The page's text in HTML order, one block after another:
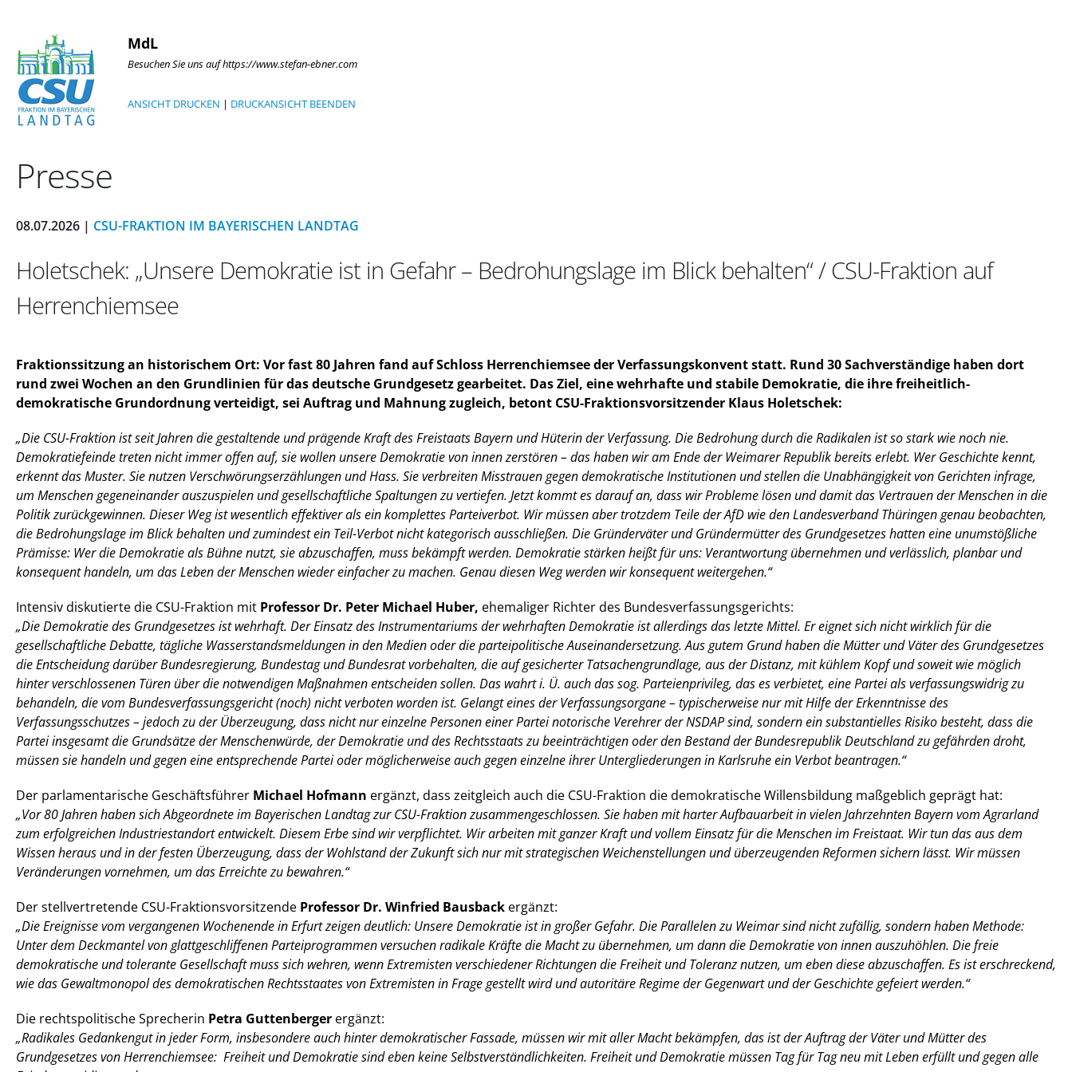
MdL
Besuchen Sie uns auf https://www.stefan-ebner.com
ANSICHT DRUCKEN | DRUCKANSICHT BEENDEN
Presse
08.07.2026 | CSU-FRAKTION IM BAYERISCHEN LANDTAG
Holetschek: „Unsere Demokratie ist in Gefahr – Bedrohungslage im Blick behalten“ / CSU-Fraktion auf
Herrenchiemsee
Fraktionssitzung an historischem Ort: Vor fast 80 Jahren fand auf Schloss Herrenchiemsee der Verfassungskonvent statt. Rund 30 Sachverständige haben dort
rund zwei Wochen an den Grundlinien für das deutsche Grundgesetz gearbeitet. Das Ziel, eine wehrhafte und stabile Demokratie, die ihre freiheitlich-
demokratische Grundordnung verteidigt, sei Auftrag und Mahnung zugleich, betont CSU-Fraktionsvorsitzender Klaus Holetschek:
Die CSU-Fraktion ist seit Jahren die gestaltende und prägende Kraft des Freistaats Bayern und Hüterin der Verfassung. Die Bedrohung durch die Radikalen ist so stark wie noch nie.
Demokratiefeinde treten nicht immer offen auf, sie wollen unsere Demokratie von innen zerstören – das haben wir am Ende der Weimarer Republik bereits erlebt. Wer Geschichte kennt,
erkennt das Muster. Sie nutzen Verschwörungserzählungen und Hass. Sie verbreiten Misstrauen gegen demokratische Institutionen und stellen die Unabhängigkeit von Gerichten infrage,
um Menschen gegeneinander auszuspielen und gesellschaftliche Spaltungen zu vertiefen. Jetzt kommt es darauf an, dass wir Probleme lösen und damit das Vertrauen der Menschen in die
Politik zurückgewinnen. Dieser Weg ist wesentlich effektiver als ein komplettes Parteiverbot. Wir müssen aber trotzdem Teile der AfD wie den Landesverband Thüringen genau beobachten,
die Bedrohungslage im Blick behalten und zumindest ein Teil-Verbot nicht kategorisch ausschließen. Die Gründerväter und Gründermütter des Grundgesetzes hatten eine unumstößliche
Prämisse: Wer die Demokratie als Bühne nutzt, sie abzuschaffen, muss bekämpft werden. Demokratie stärken heißt für uns: Verantwortung übernehmen und verlässlich, planbar und
konsequent handeln, um das Leben der Menschen wieder einfacher zu machen. Genau diesen Weg werden wir konsequent weitergehen.“
Intensiv diskutierte die CSU-Fraktion mit Professor Dr. Peter Michael Huber, ehemaliger Richter des Bundesverfassungsgerichts:
Die Demokratie des Grundgesetzes ist wehrhaft. Der Einsatz des Instrumentariums der wehrhaften Demokratie ist allerdings das letzte Mittel. Er eignet sich nicht wirklich für die
gesellschaftliche Debatte, tägliche Wasserstandsmeldungen in den Medien oder die parteipolitische Auseinandersetzung. Aus gutem Grund haben die Mütter und Väter des Grundgesetzes
die Entscheidung darüber Bundesregierung, Bundestag und Bundesrat vorbehalten, die auf gesicherter Tatsachengrundlage, aus der Distanz, mit kühlem Kopf und soweit wie möglich
hinter verschlossenen Türen über die notwendigen Maßnahmen entscheiden sollen. Das wahrt i. Ü. auch das sog. Parteienprivileg, das es verbietet, eine Partei als verfassungswidrig zu
behandeln, die vom Bundesverfassungsgericht (noch) nicht verboten worden ist. Gelangt eines der Verfassungsorgane – typischerweise nur mit Hilfe der Erkenntnisse des
Verfassungsschutzes – jedoch zu der Überzeugung, dass nicht nur einzelne Personen einer Partei notorische Verehrer der NSDAP sind, sondern ein substantielles Risiko besteht, dass die
Partei insgesamt die Grundsätze der Menschenwürde, der Demokratie und des Rechtsstaats zu beeinträchtigen oder den Bestand der Bundesrepublik Deutschland zu gefährden droht,
müssen sie handeln und gegen eine entsprechende Partei oder möglicherweise auch gegen einzelne ihrer Untergliederungen in Karlsruhe ein Verbot beantragen.“
Der parlamentarische Geschäftsführer Michael Hofmann ergänzt, dass zeitgleich auch die CSU-Fraktion die demokratische Willensbildung maßgeblich geprägt hat:
Vor 80 Jahren haben sich Abgeordnete im Bayerischen Landtag zur CSU-Fraktion zusammengeschlossen. Sie haben mit harter Aufbauarbeit in vielen Jahrzehnten Bayern vom Agrarland
zum erfolgreichen Industriestandort entwickelt. Diesem Erbe sind wir verpflichtet. Wir arbeiten mit ganzer Kraft und vollem Einsatz für die Menschen im Freistaat. Wir tun das aus dem
Wissen heraus und in der festen Überzeugung, dass der Wohlstand der Zukunft sich nur mit strategischen Weichenstellungen und überzeugenden Reformen sichern lässt. Wir müssen
Veränderungen vornehmen, um das Erreichte zu bewahren.“
Der stellvertretende CSU-Fraktionsvorsitzende Professor Dr. Winfried Bausback ergänzt:
Die Ereignisse vom vergangenen Wochenende in Erfurt zeigen deutlich: Unsere Demokratie ist in großer Gefahr. Die Parallelen zu Weimar sind nicht zufällig, sondern haben Methode:
Unter dem Deckmantel von glattgeschliffenen Parteiprogrammen versuchen radikale Kräfte die Macht zu übernehmen, um dann die Demokratie von innen auszuhöhlen. Die freie
demokratische und tolerante Gesellschaft muss sich wehren, wenn Extremisten verschiedener Richtungen die Freiheit und Toleranz nutzen, um eben diese abzuschaffen. Es ist erschreckend,
wie das Gewaltmonopol des demokratischen Rechtsstaates von Extremisten in Frage gestellt wird und autoritäre Regime der Gegenwart und der Geschichte gefeiert werden.“
Die rechtspolitische Sprecherin Petra Guttenberger ergänzt:
Radikales Gedankengut in jeder Form, insbesondere auch hinter demokratischer Fassade, müssen wir mit aller Macht bekämpfen, das ist der Auftrag der Väter und Mütter des
Grundgesetzes von Herrenchiemsee: Freiheit und Demokratie sind eben keine Selbstverständlichkeiten. Freiheit und Demokratie müssen Tag für Tag neu mit Leben erfüllt und gegen alle